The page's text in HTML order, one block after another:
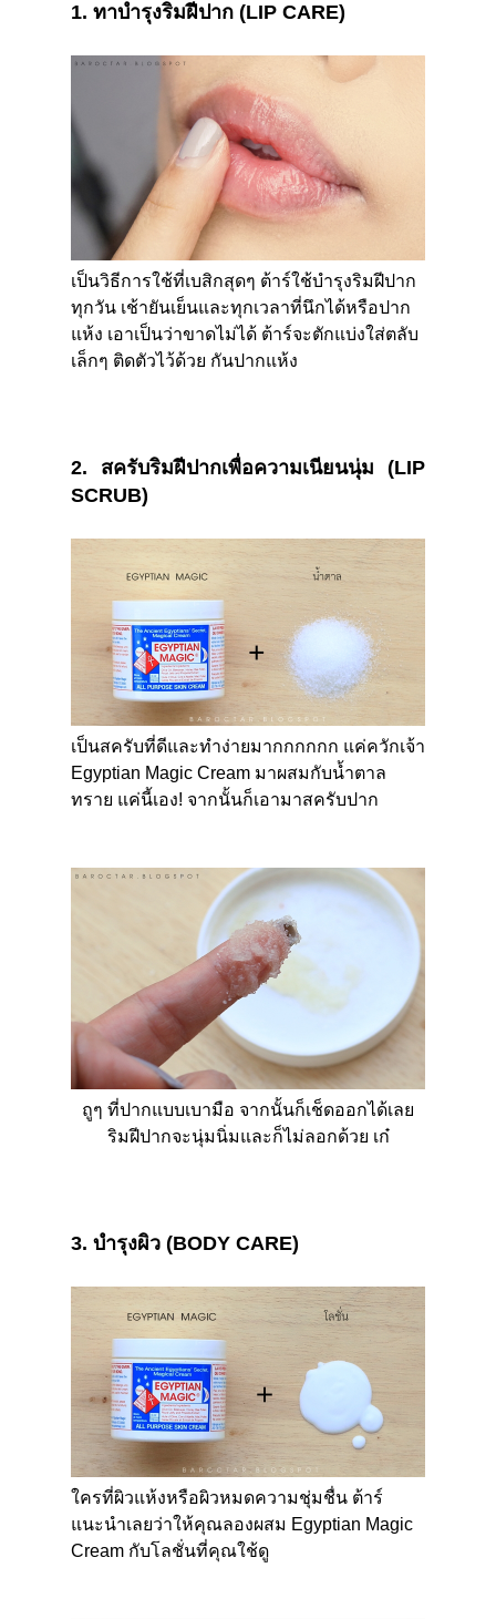
1. ทาบำรุงริมฝีปาก (LIP CARE)
เป็นวิธีการใช้ที่เบสิกสุดๆ ต้าร์ใช้บำรุงริมฝีปาก
ทุกวัน เช้ายันเย็นและทุกเวลาที่นึกได้หรือปาก
แห้ง เอาเป็นว่าขาดไม่ได้ ต้าร์จะตักแบ่งใส่ตลับ
เล็กๆ ติดตัวไว้ด้วย กันปากแห้ง
2. สครับริมฝีปากเพื่อความเนียนนุ่ม (LIP
SCRUB)
เป็นสครับที่ดีและทำง่ายมากกกกกก แค่ควักเจ้า
Egyptian Magic Cream มาผสมกับน้ำตาล
ทราย แค่นี้เอง! จากนั้นก็เอามาสครับปาก
ถูๆ ที่ปากแบบเบามือ จากนั้นก็เช็ดออกได้เลย
ริมฝีปากจะนุ่มนิ่มและก็ไม่ลอกด้วย เก๋
3. บำรุงผิว (BODY CARE)
ใครที่ผิวแห้งหรือผิวหมดความชุ่มชื่น ต้าร์
แนะนำเลยว่าให้คุณลองผสม Egyptian Magic
Cream กับโลชั่นที่คุณใช้ดู